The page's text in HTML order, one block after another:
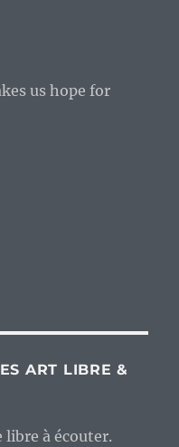
us hope for
ART LIBRE &
à écouter.